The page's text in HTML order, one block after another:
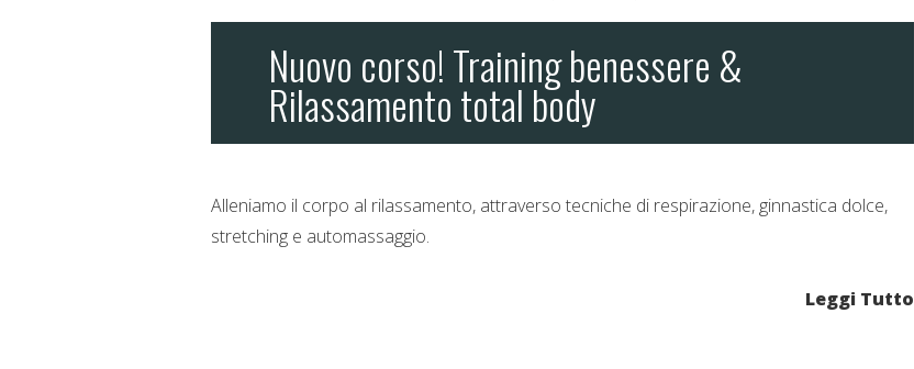
Nuovo corso! Training benessere &
Rilassamento total body
Alleniamo il corpo al rilassamento, attraverso tecniche di respirazione, ginnastica dolce,
stretching e automassaggio.
Leggi Tutto